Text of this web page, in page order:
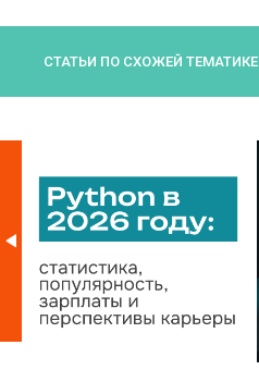
СТАТЬИ ПО СХОЖЕЙ ТЕМАТИКЕ